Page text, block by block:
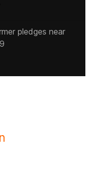
pledges near